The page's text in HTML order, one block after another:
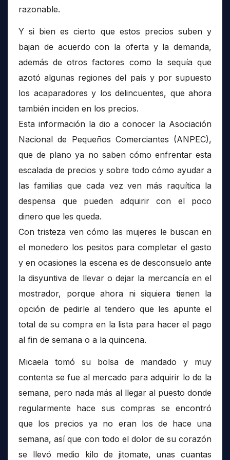
razonable.
Y si bien es cierto que estos precios suben y
bajan de acuerdo con la oferta y la demanda,
además de otros factores como la sequía que
azotó algunas regiones del país y por supuesto
los acaparadores y los delincuentes, que ahora
también inciden en los precios.
Esta información la dio a conocer la Asociación
Nacional de Pequeños Comerciantes (ANPEC),
que de plano ya no saben cómo enfrentar esta
escalada de precios y sobre todo cómo ayudar a
las familias que cada vez ven más raquítica la
despensa que pueden adquirir con el poco
dinero que les queda.
Con tristeza ven cómo las mujeres le buscan en
el monedero los pesitos para completar el gasto
y en ocasiones la escena es de desconsuelo ante
la disyuntiva de llevar o dejar la mercancía en el
mostrador, porque ahora ni siquiera tienen la
opción de pedirle al tendero que les apunte el
total de su compra en la lista para hacer el pago
al fin de semana o a la quincena.
Micaela tomó su bolsa de mandado y muy
contenta se fue al mercado para adquirir lo de la
semana, pero nada más al llegar al puesto donde
regularmente hace sus compras se encontró
que los precios ya no eran los de hace una
semana, así que con todo el dolor de su corazón
se llevó medio kilo de jitomate, unas cuantas